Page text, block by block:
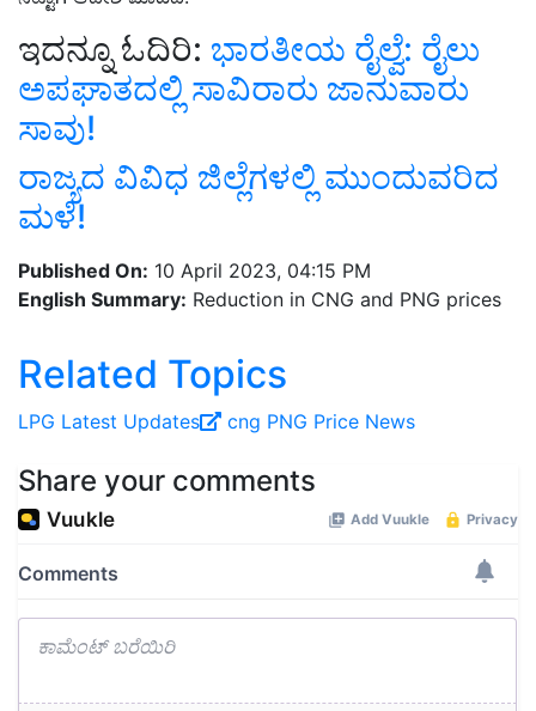
ಇದನ್ನೂ ಓದಿರಿ: ಭಾರತೀಯ ರೈಲ್ವೆ: ರೈಲು
ಅಪಘಾತದಲ್ಲಿ ಸಾವಿರಾರು ಜಾನುವಾರು
ಸಾವು!
ರಾಜ್ಯದ ವಿವಿಧ ಜಿಲ್ಲೆಗಳಲ್ಲಿ ಮುಂದುವರಿದ
ಮಳೆ!
Published On: 10 April 2023, 04:15 PM
English Summary: Reduction in CNG and PNG prices
Related Topics
LPG Latest Updates cng PNG Price News
Share your comments